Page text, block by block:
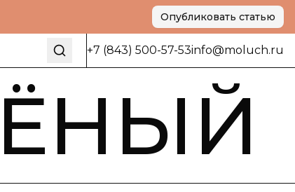
Опубликовать статью
+7 (843) 500-57-53info@moluch.ru